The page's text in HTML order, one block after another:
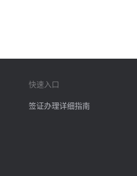
快速入口
签证办理详细指南